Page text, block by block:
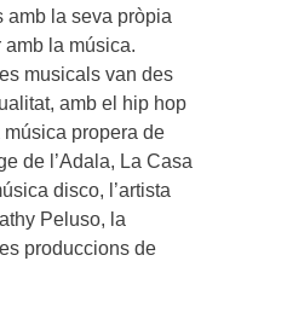
amb la seva pròpia
la música.
musicals van des
amb el hip hop
propera de
de l’Adala, La Casa
disco, l’artista
Peluso, la
produccions de